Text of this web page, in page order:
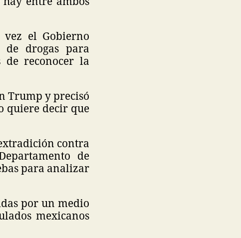
el Gobierno
de drogas para
de reconocer la
Trump y precisó
quiere decir que
contra
de
para analizar
por un medio
mexicanos